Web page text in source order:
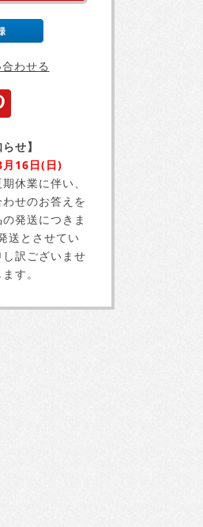
わせる
せ】
16日(日)
休業に伴い、
せのお答えを
発送につきま
送とさせてい
訳ございませ
す。